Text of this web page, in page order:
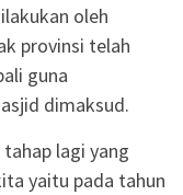
oleh
provinsi telah
guna
dimaksud.
lagi yang
yaitu pada tahun